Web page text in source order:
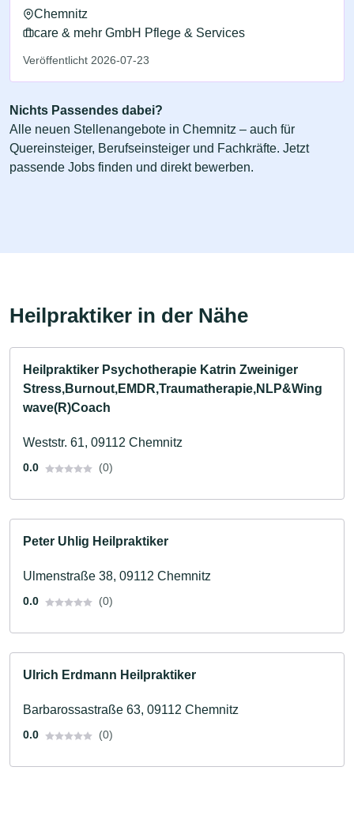
Chemnitz
care & mehr GmbH Pflege & Services
Veröffentlicht 2026-07-23
Nichts Passendes dabei?
Alle neuen Stellenangebote in Chemnitz – auch für
Quereinsteiger, Berufseinsteiger und Fachkräfte. Jetzt
passende Jobs finden und direkt bewerben.
Heilpraktiker in der Nähe
Heilpraktiker Psychotherapie Katrin Zweiniger
Stress,Burnout,EMDR,Traumatherapie,NLP&Wing
wave(R)Coach
Weststr. 61, 09112 Chemnitz
0.0 (0)
Peter Uhlig Heilpraktiker
Ulmenstraße 38, 09112 Chemnitz
0.0 (0)
Ulrich Erdmann Heilpraktiker
Barbarossastraße 63, 09112 Chemnitz
0.0 (0)